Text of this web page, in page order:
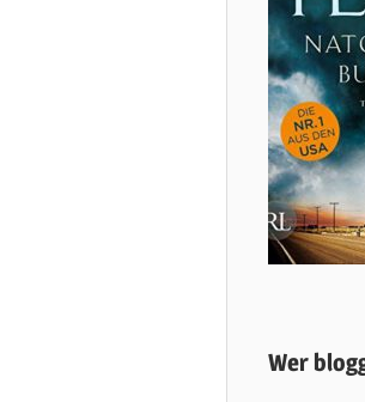
Wer